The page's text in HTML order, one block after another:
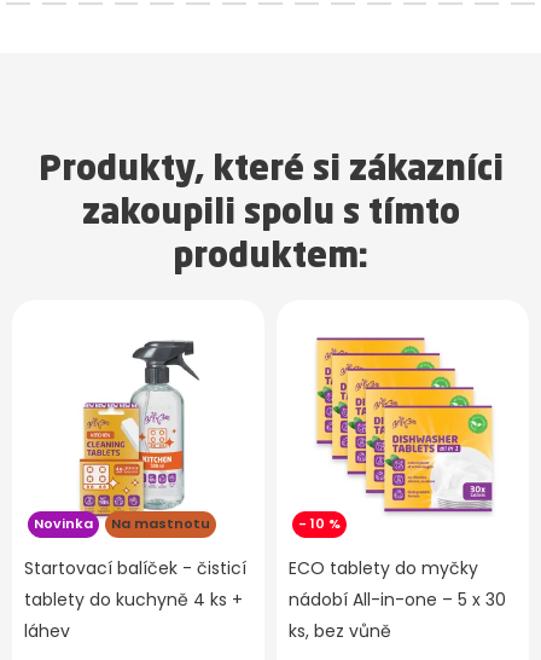
Produkty, které si zákazníci
zakoupili spolu s tímto
produktem:
Novinka Na mastnotu
Startovací balíček - čisticí
tablety do kuchyně 4 ks +
láhev
- 10 %
ECO tablety do myčky
nádobí All-in-one – 5 x 30
ks, bez vůně